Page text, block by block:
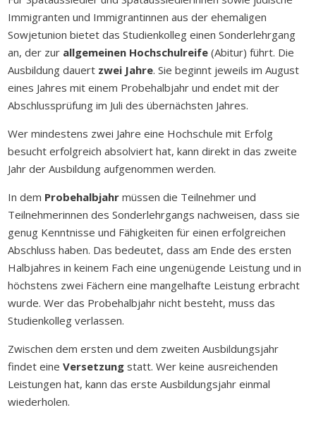
Immigranten und Immigrantinnen aus der ehemaligen
Sowjetunion bietet das Studienkolleg einen Sonderlehrgang
an, der zur allgemeinen Hochschulreife (Abitur) führt. Die
Ausbildung dauert zwei Jahre. Sie beginnt jeweils im August
eines Jahresmit einem Probehalbjahr und endet mit der
Abschlussprüfung im Juli des übernächsten Jahres.
Wer mindestens zwei Jahre eine Hochschule mit Erfolg
besucht erfolgreich absolviert hat, kann direkt in das zweite
Jahr der Ausbildung aufgenommen werden.
In dem Probehalbjahr müssen die Teilnehmer und
Teilnehmerinnen des Sonderlehrgangs nachweisen, dass sie
genug Kenntnisse und Fähigkeiten für einen erfolgreichen
Abschluss haben. Das bedeutet, dass am Ende des ersten
Halbjahres in keinem Fach eine ungenügende Leistung und in
höchstens zwei Fächern eine mangelhafte Leistung erbracht
wurde. Wer das Probehalbjahr nicht besteht, muss das
Studienkolleg verlassen.
Zwischen dem ersten und dem zweiten Ausbildungsjahr
findet eineVersetzung statt. Wer keine ausreichenden
Leistungen hat, kann das erste Ausbildungsjahr einmal
wiederholen.